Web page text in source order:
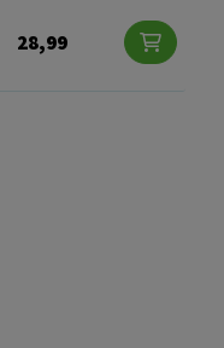
28,99